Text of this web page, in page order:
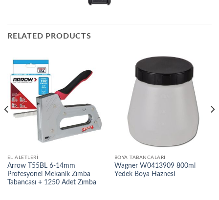
RELATED PRODUCTS
EL ALETLERI
Arrow T55BL 6-14mm
Profesyonel Mekanik Zımba
Tabancası + 1250 Adet Zımba
BOYA TABANCALARI
Wagner W0413909 800ml
Yedek Boya Haznesi